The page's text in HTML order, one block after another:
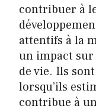
contribuer à
attentifs à la
un impact
de vie. Ils
lorsqu’ils
contribue à